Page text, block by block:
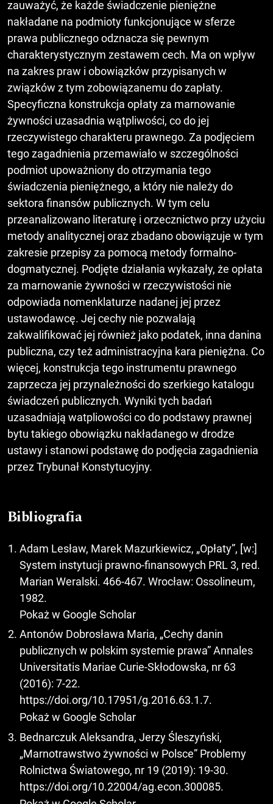
zauważyć, że każde świadczenie pieniężne
nakładane na podmioty funkcjonujące w sferze
prawa publicznego odznacza się pewnym
charakterystycznym zestawem cech. Ma on wpływ
na zakres praw i obowiązków przypisanych w
związków z tym zobowiązanemu do zapłaty.
Specyficzna konstrukcja opłaty za marnowanie
żywności uzasadnia wątpliwości, co do jej
rzeczywistego charakteru prawnego. Za podjęciem
tego zagadnienia przemawiało w szczególności
podmiot upoważniony do otrzymania tego
świadczenia pieniężnego, a który nie należy do
sektora finansów publicznych. W tym celu
przeanalizowano literaturę i orzecznictwo przy użyciu
metody analitycznej oraz zbadano obowiązuje w tym
zakresie przepisy za pomocą metody formalno-
dogmatycznej. Podjęte działania wykazały, że opłata
za marnowanie żywności w rzeczywistości nie
odpowiada nomenklaturze nadanej jej przez
ustawodawcę. Jej cechy nie pozwalają
zakwalifikować jej również jako podatek, inna danina
publiczna, czy też administracyjna kara pieniężna. Co
więcej, konstrukcja tego instrumentu prawnego
zaprzecza jej przynależności do szerkiego katalogu
świadczeń publicznych. Wyniki tych badań
uzasadniają watpliowości co do podstawy prawnej
bytu takiego obowiązku nakładanego w drodze
ustawy i stanowi podstawę do podjęcia zagadnienia
przez Trybunał Konstytucyjny.
Bibliografia
Adam Lesław, Marek Mazurkiewicz, „Opłaty”, [w:]
System instytucji prawno-finansowych PRL 3, red.
Marian Weralski. 466-467. Wrocław: Ossolineum,
1982.
Pokaż w Google Scholar
Antonów Dobrosława Maria, „Cechy danin
publicznych w polskim systemie prawa” Annales
Universitatis Mariae Curie-Skłodowska, nr 63
(2016): 7-22.
https://doi.org/10.17951/g.2016.63.1.7.
Pokaż w Google Scholar
Bednarczuk Aleksandra, Jerzy Śleszyński,
„Marnotrawstwo żywności w Polsce” Problemy
Rolnictwa Światowego, nr 19 (2019): 19-30.
https://doi.org/10.22004/ag.econ.300085.